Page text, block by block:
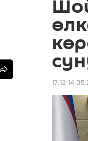
17:12